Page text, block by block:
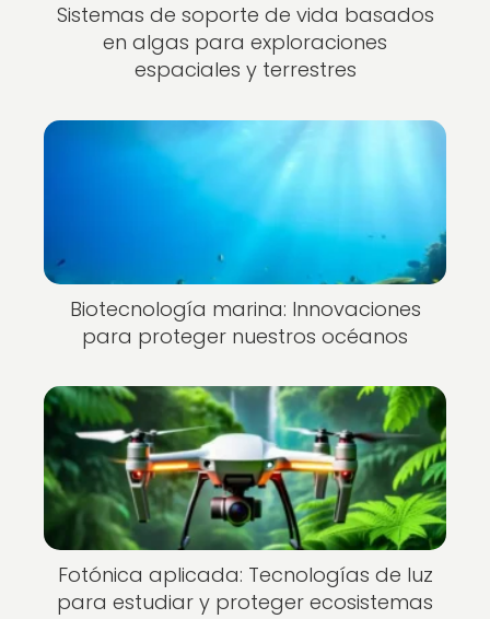
Sistemas de soporte de vida basados
en algas para exploraciones
espaciales y terrestres
Biotecnología marina: Innovaciones
para proteger nuestros océanos
Fotónica aplicada: Tecnologías de luz
para estudiar y proteger ecosistemas